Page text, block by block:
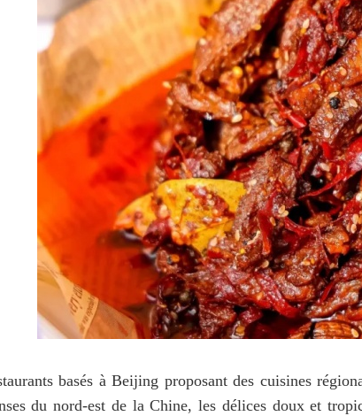
basés à Beijing proposant des cuisines
du nord-est de la Chine, les délices doux et